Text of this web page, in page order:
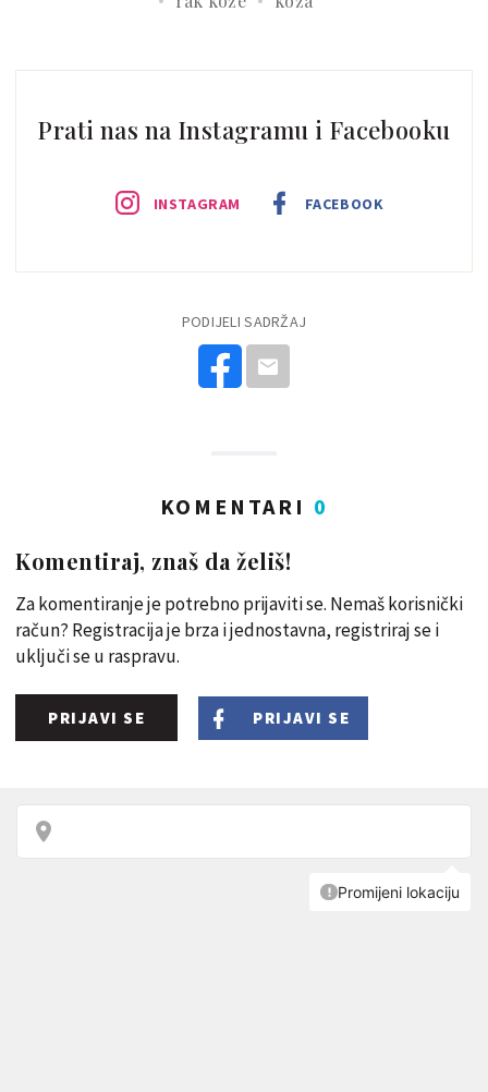
Prati nas na Instagramu i Facebooku
INSTAGRAM FACEBOOK
PODIJELI SADRŽAJ
KOMENTARI 0
Komentiraj, znaš da želiš!
Za komentiranje je potrebno prijaviti se. Nemaš korisnički
račun? Registracija je brza i jednostavna, registriraj se i
uključi se u raspravu.
PRIJAVI SE PRIJAVI SE